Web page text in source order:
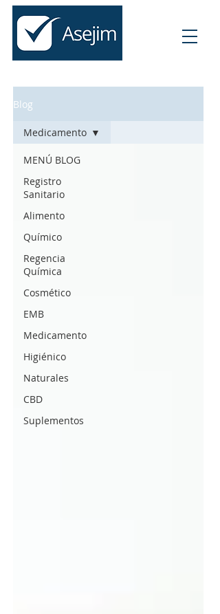
Blog
MENÚ BLOG
Registro
Sanitario
Alimento
Químico
Regencia
Química
Cosmético
EMB
Medicamento
Higiénico
Naturales
CBD
Suplementos
Medicamento